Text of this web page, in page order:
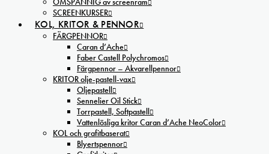
SCREENKURSER
KOL, KRITOR & PENNOR
FÄRGPENNOR
Caran d’Ache
Faber Castell Polychromos
Färgpennor – Akvarellpennor
KRITOR olje-pastell-vax
Oljepastell
Sennelier Oil Stick
Torrpastell, Softpastell
Vattenlösliga kritor Caran d’Ache NeoColor
KOL och grafitbaserat
Blyertspennor